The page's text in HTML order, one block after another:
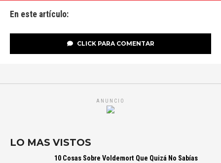
En este artículo:
CLICK PARA COMENTAR
ANUNCIO
LO MAS VISTOS
10 Cosas Sobre Voldemort Que Quizá No Sabías